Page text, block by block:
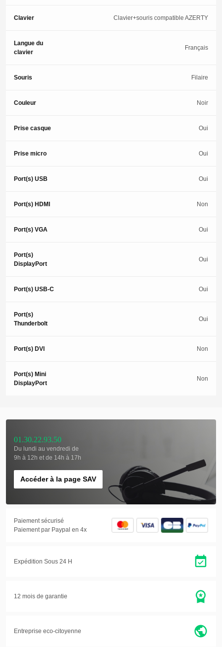
Clavier Clavier+souris compatible AZERTY
Langue du
clavier
Français
Souris Filaire
Couleur Noir
Prise casque Oui
Prise micro Oui
Port(s) USB Oui
Port(s) HDMI Non
Port(s) VGA Oui
Port(s)
DisplayPort
Oui
Port(s) USB-C Oui
Port(s)
Thunderbolt
Oui
Port(s) DVI Non
Port(s) Mini
DisplayPort
Non
01.30.22.93.50
Du lundi au vendredi de
9h à 12h et de 14h à 17h
Accéder à la page SAV
Paiement sécurisé
Paiement par Paypal en 4x
Expédition Sous 24 H
12 mois de garantie
Entreprise eco-citoyenne